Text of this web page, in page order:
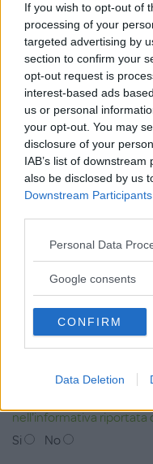
If you wish to opt-out of
processing of your
targeted advertising by
section to confirm your
opt-out request is
interest-based ads
us or personal
your opt-out. You may
disclosure of your
IAB’s list of
also be disclosed by us
Downstream Participants
Please note that this
not limited to your visit
use your data for below
consent section.
Personal Data
Google consents
CONFIRM
Data Deletion
Dichiaro di aver letto ed
di voler conferire i miei
MammacheTest, per
essere maggiorenne e
sito secondo iTermini e
No
Consento il trattamento
MammacheTest per
offerte promozionali
nell'informativa riportata
Si
No